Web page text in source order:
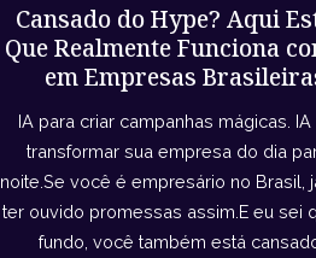
Cansado do Hype? Aqui
Que Realmente Funciona
em Empresas
IA para criar campanhas mágicas. IA
transformar sua empresa do dia
noite.Se você é empresário no Brasil,
ter ouvido promessas assim.E eu sei
fundo, você também está